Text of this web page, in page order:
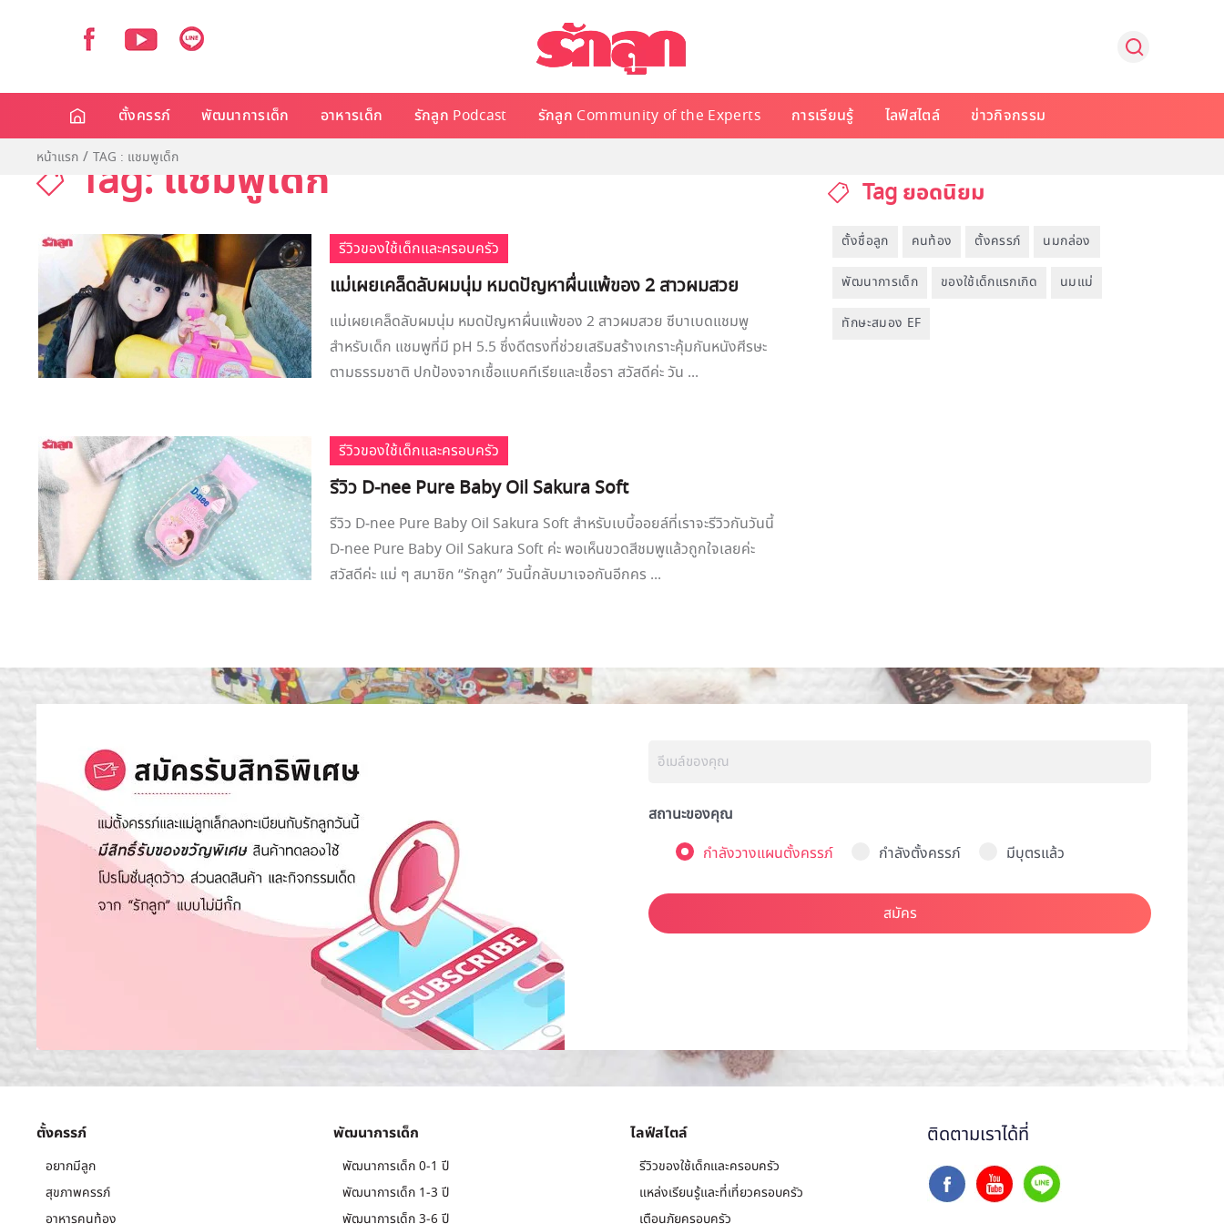
ตั้งครรภ์ พัฒนาการเด็ก อาหารเด็ก รักลูก Podcast รักลูก Community of the Experts การเรียนรู้ ไลฟ์สไตล์ ข่าวกิจกรรม
หน้าแรก TAG : แชมพูเด็ก
Tag: แชมพูเด็ก
รีวิวของใช้เด็กและครอบครัว
แม่เผยเคล็ดลับผมนุ่ม หมดปัญหาผื่นแพ้ของ 2 สาวผมสวย
แม่เผยเคล็ดลับผมนุ่ม หมดปัญหาผื่นแพ้ของ 2 สาวผมสวย ซีบาเบดแชมพู
สำหรับเด็ก แชมพูที่มี pH 5.5 ซึ่งดีตรงที่ช่วยเสริมสร้างเกราะคุ้มกันหนังศีรษะ
ตามธรรมชาติ ปกป้องจากเชื้อแบคทีเรียและเชื้อรา สวัสดีค่ะ วัน ...
รีวิวของใช้เด็กและครอบครัว
รีวิว D-nee Pure Baby Oil Sakura Soft
รีวิว D-nee Pure Baby Oil Sakura Soft สำหรับเบบี้ออยล์ที่เราจะรีวิวกันวันนี้
D-nee Pure Baby Oil Sakura Soft ค่ะ พอเห็นขวดสีชมพูแล้วถูกใจเลยค่ะ
สวัสดีค่ะ แม่ ๆ สมาชิก “รักลูก” วันนี้กลับมาเจอกันอีกคร ...
Tag ยอดนิยม
ตั้งชื่อลูก คนท้อง ตั้งครรภ์ นมกล่อง
พัฒนาการเด็ก ของใช้เด็กแรกเกิด นมแม่
ทักษะสมอง EF
สถานะของคุณ
กำลังวางแผนตั้งครรภ์
กำลังตั้งครรภ์ มีบุตรแล้ว
สมัคร
ตั้งครรภ์
อยากมีลูก
สุขภาพครรภ์
อาหารคนท้อง
พัฒนาการเด็ก
พัฒนาการเด็ก 0-1 ปี
พัฒนาการเด็ก 1-3 ปี
พัฒนาการเด็ก 3-6 ปี
ไลฟ์สไตล์
รีวิวของใช้เด็กและครอบครัว
แหล่งเรียนรู้และที่เที่ยวครอบครัว
เตือนภัยครอบครัว
ติดตามเราได้ที่